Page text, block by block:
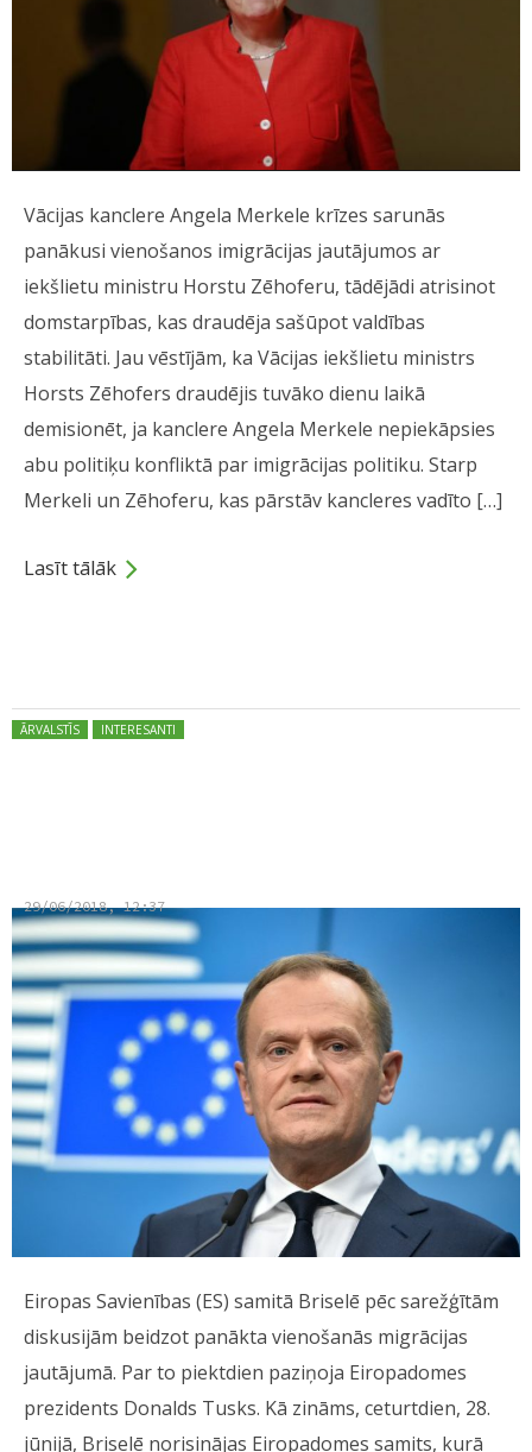
Vācijas kanclere Angela Merkele krīzes sarunās
panākusi vienošanos imigrācijas jautājumos ar
iekšlietu ministru Horstu Zēhoferu, tādējādi atrisinot
domstarpības, kas draudēja sašūpot valdības
stabilitāti. Jau vēstījām, ka Vācijas iekšlietu ministrs
Horsts Zēhofers draudējis tuvāko dienu laikā
demisionēt, ja kanclere Angela Merkele nepiekāpsies
abu politiķu konfliktā par imigrācijas politiku. Starp
Merkeli un Zēhoferu, kas pārstāv kancleres vadīto […]
Lasīt tālāk
Posted in:
ĀRVALSTĪS INTERESANTI
29/06/2018, 12:37
Eiropas Savienības (ES) samitā Briselē pēc sarežģītām
diskusijām beidzot panākta vienošanās migrācijas
jautājumā. Par to piektdien paziņoja Eiropadomes
prezidents Donalds Tusks. Kā zināms, ceturtdien, 28.
jūnijā, Briselē norisinājas Eiropadomes samits, kurā